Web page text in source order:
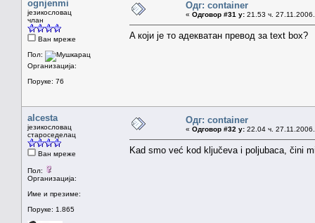
ognjenmi
језикословац
члан
Ван мреже
Пол:
Организација:
Поруке: 76
Одг: container
« Одговор #31 у: 21.53 ч.
A који је то адекватан превод за text box?
alcesta
језикословац
староседелац
Ван мреже
Пол:
Организација:
Име и презиме:
Поруке: 1.865
Одг: container
« Одговор #32 у: 22.04 ч.
Kad smo već kod ključeva i poljubaca, čini